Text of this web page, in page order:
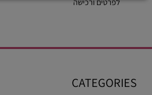
לפרטים ורכישה
CATEGORIES